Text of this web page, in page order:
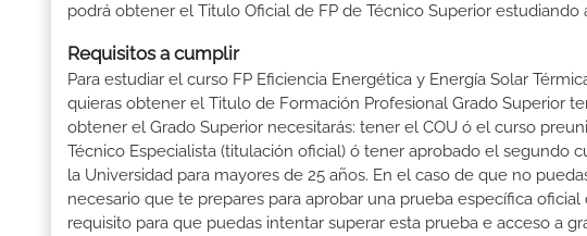
podrá obtener el Titulo Oficial de FP de Técnico Superior
Requisitos a cumplir
Para estudiar el curso FP Eficiencia Energética y Energía Solar
quieras obtener el Titulo de Formación Profesional Grado Superior
obtener el Grado Superior necesitarás: tener el COU ó el curso
Técnico Especialista (titulación oficial) ó tener aprobado el segundo
la Universidad para mayores de 25 años. En el caso de que no
necesario que te prepares para aprobar una prueba específica
requisito para que puedas intentar superar esta prueba e acceso a